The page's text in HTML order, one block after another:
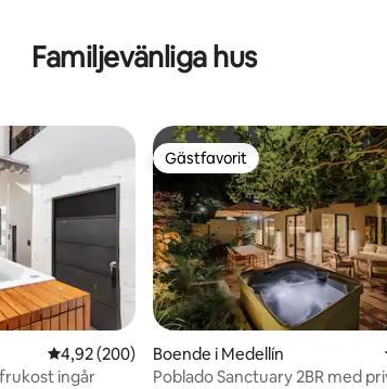
Familjevänliga hus
4,92 av 5 i genomsnittligt betyg, 200
4,92 (200)
ingår
Gästfavorit
Gästfavorit
Boende i Medellín
Poblado Sanctuary 2BR med